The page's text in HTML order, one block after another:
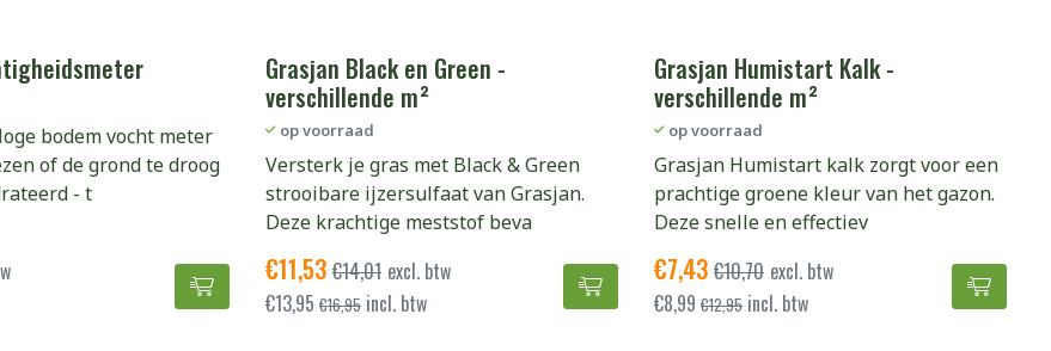
bodem vocht meter
of de grond te droog
- t
Senso 1 Vochtigheidsmeter toevoegen aan winkelwagen
Grasjan Black en Green -
verschillende m²
op voorraad
Versterk je gras met Black & Green
strooibare ijzersulfaat van Grasjan.
Deze krachtige meststof beva
€11,53 €14,01 excl. btw
€13,95 €16,95 incl. btw
Grasjan Black en Green - verschillende m²
Grasjan Humistart Kalk -
verschillende m²
op voorraad
Grasjan Humistart kalk zorgt voor een
prachtige groene kleur van het gazon.
Deze snelle en effectiev
€7,43 €10,70 excl. btw
€8,99 €12,95 incl. btw